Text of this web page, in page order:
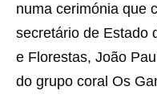
numa cerimónia que
secretário de Estado
e Florestas, João
do grupo coral Os